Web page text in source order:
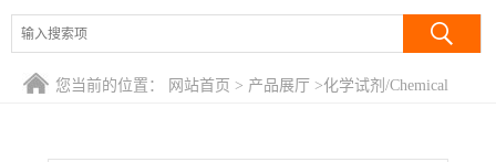
产品展厅
证书荣誉
您当前的位置： 网站首页 > 产品展厅 >化学试剂/Chemical